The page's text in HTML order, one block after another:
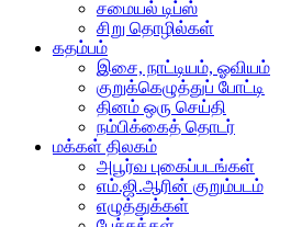
சமையல் டிப்ஸ்
சிறு தொழில்கள்
கதம்பம்
இசை, நாட்டியம், ஓவியம்
குறுக்கெழுத்துப் போட்டி
தினம் ஒரு செய்தி
நம்பிக்கைத் தொடர்
மக்கள் திலகம்
அபூர்வ புகைப்படங்கள்
எம்.ஜி.ஆரின் குறும்படம்
எழுத்துக்கள்